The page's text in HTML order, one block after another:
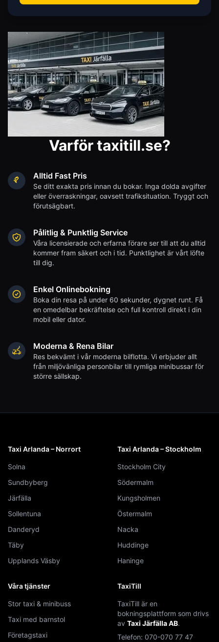
Varför taxitill.se?
Alltid Fast Pris
Se ditt exakta pris innan du bokar. Inga dolda avgifter
eller överraskningar, oavsett trafiksituation. Tryggt och
förutsägbart.
Pålitlig & Punktlig Service
Våra licensierade och erfarna förare ser till att du alltid
kommer fram säkert och i tid. Punktlighet är vårt löfte
till dig.
Enkel Onlinebokning
Boka din resa på under 60 sekunder, dygnet runt. Få
en omedelbar bekräftelse och full kontroll direkt i din
mobil eller dator.
Moderna & Rena Bilar
Res bekvämt i vår moderna bilflotta. Vi erbjuder allt
från miljövänliga personbilar till rymliga minibussar för
större sällskap.
Taxi Arlanda – Norrort
Solna
Sundbyberg
Järfälla
Sollentuna
Danderyd
Täby
Upplands Väsby
Taxi Arlanda – Stockholm
Stockholm City
Södermalm
Kungsholmen
Östermalm
Nacka
Huddinge
Haninge
Våra tjänster
Stor taxi & minibuss
Taxi med barnstol
Företagstaxi
TaxiTill
TaxiTill är en
bokningsplattform som drivs
av Taxi Järfälla AB.
Telefon: 070-070 77 47